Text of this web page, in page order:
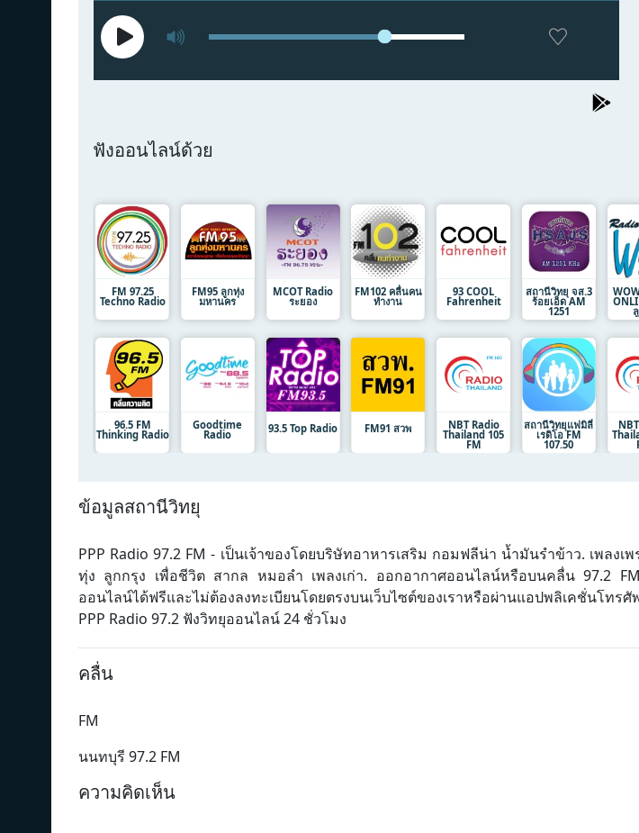
ฟังออนไลน์ด้วย
FM 97.25
Techno Radio
FM95 ลูกทุ่ง
มหานคร
MCOT Radio
ระยอง
FM102 คลื่นคน
ทำงาน
93 COOL
Fahrenheit
สถานีวิทยุ จส.3
ร้อยเอ็ด AM
1251
96.5 FM
Thinking Radio
Goodtime
Radio 93.5 Top Radio FM91 สวพ NBT Radio
Thailand 105
FM
สถานีวิทยุแฟมิลี่
เรดิโอ FM
107.50
ข้อมูลสถานีวิทยุ
PPP Radio 97.2 FM - เป็นเจ้าของโดยบริษัทอาหารเสริม กอมฟลีน่า น้ำมันรำข้าว. เพลงเ
ทุ่ง ลูกกรุง เพื่อชีวิต สากล หมอลำ เพลงเก่า. ออกอากาศออนไลน์หรือบนคลื่น 97.2
ออนไลน์ได้ฟรีและไม่ต้องลงทะเบียนโดยตรงบนเว็บไซต์ของเราหรือผ่านแอปพลิเคชั่นโทร
PPP Radio 97.2 ฟังวิทยุออนไลน์ 24 ชั่วโมง
คลื่น
FM
นนทบุรี 97.2 FM
ความคิดเห็น